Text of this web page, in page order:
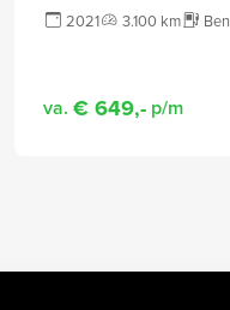
2021 3.100 km
va. € 649,- p/m